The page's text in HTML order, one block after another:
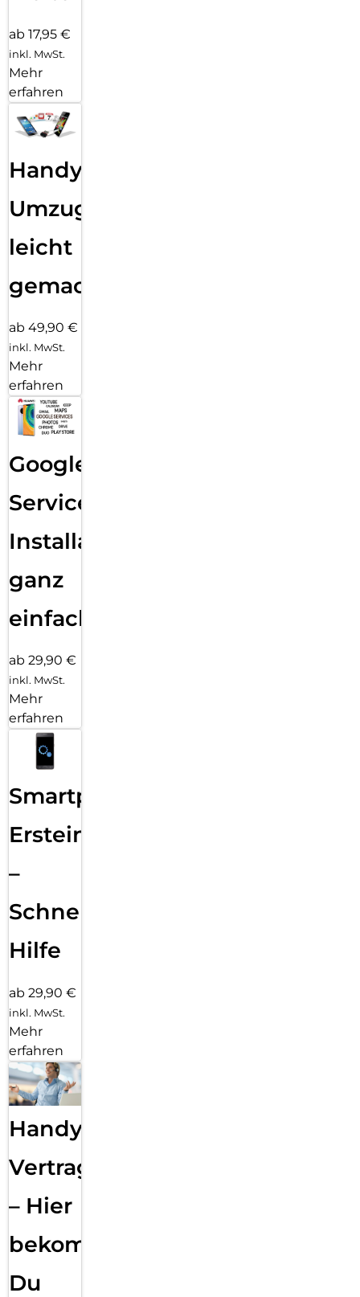
ab 17,95 €
inkl. MwSt.
Mehr
erfahren
Handy
Umzug
leicht
gemacht!
ab 49,90 €
inkl. MwSt.
Mehr
erfahren
Google
Services
Installation
ganz
einfach
ab 29,90 €
inkl. MwSt.
Mehr
erfahren
Smartphone
Ersteinrichtung
–
Schnelle
Hilfe
ab 29,90 €
inkl. MwSt.
Mehr
erfahren
Handy
Vertragsabwicklung
– Hier
bekommst
Du